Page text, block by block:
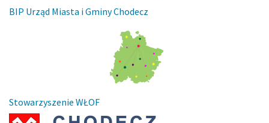
BIP Urząd Miasta i Gminy Chodecz
Stowarzyszenie WŁOF